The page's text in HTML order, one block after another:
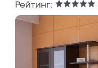
Рейтинг: